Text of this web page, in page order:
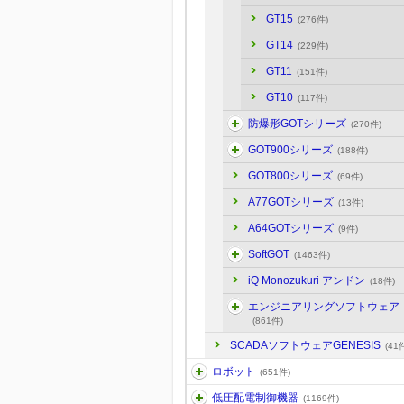
GT15 (276件)
GT14 (229件)
GT11 (151件)
GT10 (117件)
防爆形GOTシリーズ (270件)
GOT900シリーズ (188件)
GOT800シリーズ (69件)
A77GOTシリーズ (13件)
A64GOTシリーズ (9件)
SoftGOT (1463件)
iQ Monozukuri アンドン (18件)
エンジニアリングソフトウェア
(861件)
SCADAソフトウェアGENESIS (41
ロボット (651件)
低圧配電制御機器 (1169件)